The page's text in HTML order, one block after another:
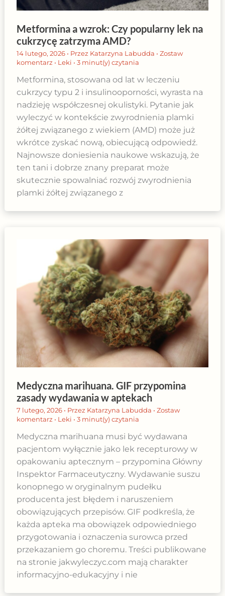
Metformina a wzrok: Czy popularny lek na
cukrzycę zatrzyma AMD?
14 lutego, 2026 • Przez Katarzyna Labudda • Zostaw
komentarz • Leki • 3 minut(y) czytania
Metformina, stosowana od lat w leczeniu
cukrzycy typu 2 i insulinooporności, wyrasta na
nadzieję współczesnej okulistyki. Pytanie jak
wyleczyć w kontekście zwyrodnienia plamki
żółtej związanego z wiekiem (AMD) może już
wkrótce zyskać nową, obiecującą odpowiedź.
Najnowsze doniesienia naukowe wskazują, że
ten tani i dobrze znany preparat może
skutecznie spowalniać rozwój zwyrodnienia
plamki żółtej związanego z
Medyczna marihuana. GIF przypomina
zasady wydawania w aptekach
7 lutego, 2026 • Przez Katarzyna Labudda • Zostaw
komentarz • Leki • 3 minut(y) czytania
Medyczna marihuana musi być wydawana
pacjentom wyłącznie jako lek recepturowy w
opakowaniu aptecznym – przypomina Główny
Inspektor Farmaceutyczny. Wydawanie suszu
konopnego w oryginalnym pudełku
producenta jest błędem i naruszeniem
obowiązujących przepisów. GIF podkreśla, że
każda apteka ma obowiązek odpowiedniego
przygotowania i oznaczenia surowca przed
przekazaniem go choremu. Treści publikowane
na stronie jakwyleczyc.com mają charakter
informacyjno-edukacyjny i nie